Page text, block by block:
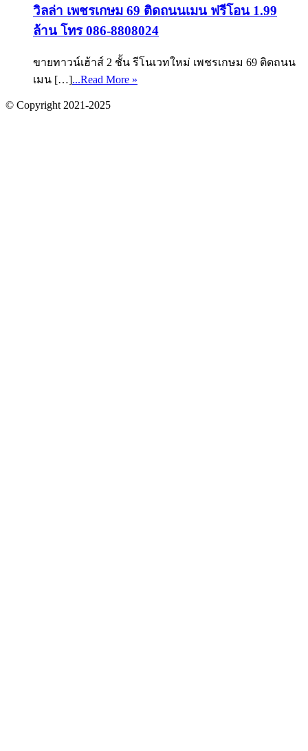
วิลล่า เพชรเกษม 69 ติดถนนเมน ฟรีโอน 1.99
ล้าน โทร 086-8808024
ขายทาวน์เฮ้าส์ 2 ชั้น รีโนเวทใหม่ เพชรเกษม 69 ติดถนน
เมน […]...Read More »
© Copyright 2021-2025